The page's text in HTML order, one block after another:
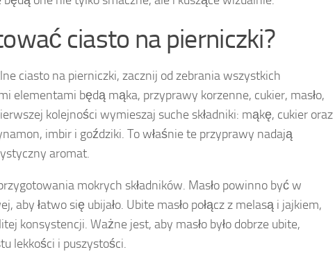
ciasto na pierniczki?
ciasto na pierniczki, zacznij od zebrania wszystkich
elementami będą mąka, przyprawy korzenne, cukier, masło,
kolejności wymieszaj suche składniki: mąkę, cukier oraz
imbir i goździki. To właśnie te przyprawy nadają
aromat.
mokrych składników. Masło powinno być w
aby łatwo się ubijało. Ubite masło połącz z melasą i jajkiem,
konsystencji. Ważne jest, aby masło było dobrze ubite,
lekkości i puszystości.